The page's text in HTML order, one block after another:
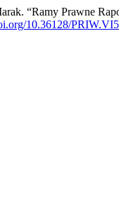
“Ramy Prawne
10.36128/